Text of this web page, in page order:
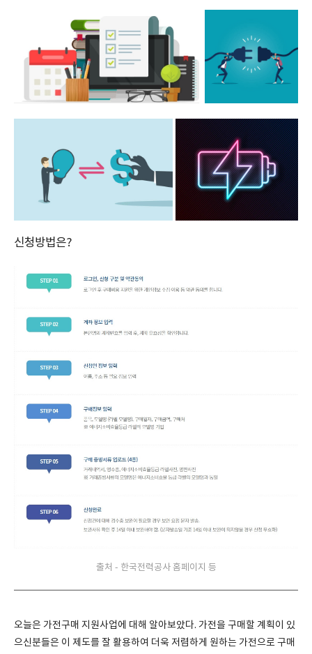
신청방법은?
출처 - 한국전력공사 홈페이지 등
오늘은 가전구매 지원사업에 대해 알아보았다. 가전을 구매할 계획이 있
으신분들은 이 제도를 잘 활용하여 더욱 저렴하게 원하는 가전으로 구매